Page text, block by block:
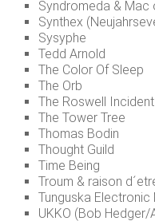
Syndromeda & Mac
Synthex
Sysyphe
Tedd Arnold
The Color Of Sleep
The Orb
The Roswell Incident
The Tower Tree
Thomas Bodin
Thought Guild
Time Being
Troum & raison
Tunguska
UKKO (Bob